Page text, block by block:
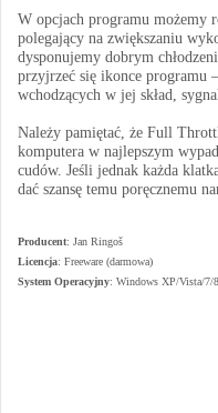
W opcjach programu możemy
polegający na zwiększaniu
dysponujemy dobrym
przyjrzeć się ikonce programu
wchodzących w jej skład,
Należy pamiętać, że Full
komputera w najlepszym
cudów. Jeśli jednak każda
dać szansę temu poręcznemu
Producent: Jan Ringoš
Licencja: Freeware (darmowa)
System Operacyjny: Windows XP/Vista/7/